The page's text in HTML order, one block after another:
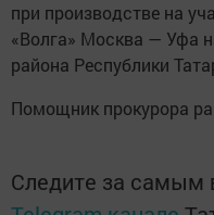
при производстве на
«Волга» Москва — Уфа
района Республики
Помощник прокурора
Следите за